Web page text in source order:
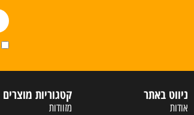
ניווט באתר
אודות
קטגוריות מוצרים
מזוודות